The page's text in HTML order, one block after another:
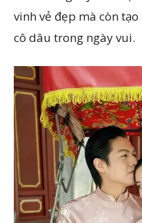
vinh vẻ đẹp mà còn
cô dâu trong ngày vui.